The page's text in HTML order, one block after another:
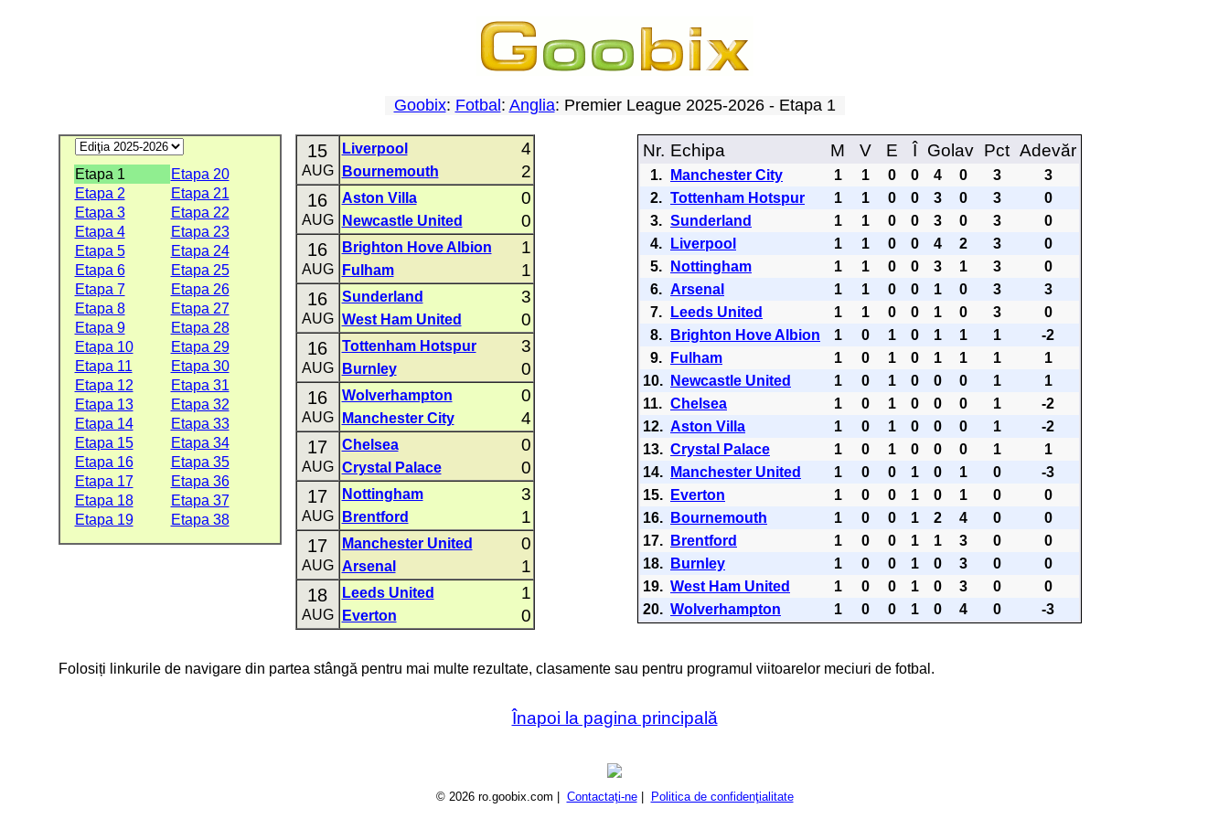
Goobix: Fotbal : Anglia: Premier League 2025-2026 - Etapa 1
Etapa 1
Etapa 20
Etapa 2
Etapa 21
Etapa 3
Etapa 22
Etapa 4
Etapa 23
Etapa 5
Etapa 24
Etapa 6
Etapa 25
Etapa 7
Etapa 26
Etapa 8
Etapa 27
Etapa 9
Etapa 28
Etapa 10
Etapa 29
Etapa 11
Etapa 30
Etapa 12
Etapa 31
Etapa 13
Etapa 32
Etapa 14
Etapa 33
Etapa 15
Etapa 34
Etapa 16
Etapa 35
Etapa 17
Etapa 36
Etapa 18
Etapa 37
Etapa 19
Etapa 38
15
AUG
Liverpool 4
Bournemouth 2
16
AUG
Aston Villa 0
Newcastle United 0
16
AUG
Brighton Hove Albion 1
Fulham 1
16
AUG
Sunderland 3
West Ham United 0
16
AUG
Tottenham Hotspur 3
Burnley 0
16
AUG
Wolverhampton 0
Manchester City 4
17
AUG
Chelsea 0
Crystal Palace 0
17
AUG
Nottingham 3
Brentford 1
17
AUG
Manchester United 0
Arsenal 1
18
AUG
Leeds United 1
Everton 0
Nr. Echipa M V E Î Golav Pct Adevăr
1. Manchester City 1 1 0 0 4 0 3
3
2. Tottenham Hotspur 1 1 0 0 3 0 3
0
3. Sunderland 1 1 0 0 3 0 3
0
4.
Liverpool 1 1 0 0 4 2 3
0
5.
Nottingham 1 1 0 0 3 1 3
0
6. Arsenal 1 1 0 0 1 0 3
3
7.
Leeds United 1 1 0 0 1 0 3
0
8.
Brighton Hove Albion 1 0 1 0 1 1 1
-2
9.
Fulham 1 0 1 0 1 1 1
1
10.
Newcastle United 1 0 1 0 0 0 1
1
11. Chelsea 1 0 1 0 0 0 1
-2
12. Aston Villa 1 0 1 0 0 0 1
-2
13. Crystal Palace 1 0 1 0 0 0 1
1
14.
Manchester United 1 0 0 1 0 1 0
-3
15.
Everton 1 0 0 1 0 1 0
0
16.
Bournemouth 1 0 0 1 2 4 0
0
17.
Brentford 1 0 0 1 1 3 0
0
18.
Burnley 1 0 0 1 0 3 0
0
19. West Ham United 1 0 0 1 0 3 0
0
20. Wolverhampton 1 0 0 1 0 4 0 -3
Folosiți linkurile de navigare din partea stângă pentru mai multe rezultate, clasamente sau pentru programul viitoarelor meciuri de fotbal.
Înapoi la pagina principală
© 2026 ro.goobix.com | Contactaţi-ne| Politica de confidenţialitate